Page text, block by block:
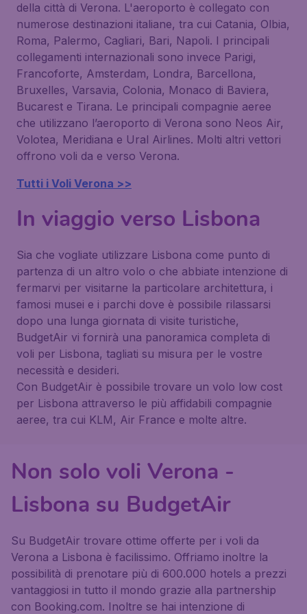
della città di Verona. L'aeroporto è collegato con
numerose destinazioni italiane, tra cui Catania, Olbia,
Roma, Palermo, Cagliari, Bari, Napoli. I principali
collegamenti internazionali sono invece Parigi,
Francoforte, Amsterdam, Londra, Barcellona,
Bruxelles, Varsavia, Colonia, Monaco di Baviera,
Bucarest e Tirana. Le principali compagnie aeree
che utilizzano l’aeroporto di Verona sono Neos Air,
Volotea, Meridiana e Ural Airlines. Molti altri vettori
offrono voli da e verso Verona.
Tutti i Voli Verona >>
In viaggio verso Lisbona
Sia che vogliate utilizzare Lisbona come punto di
partenza di un altro volo o che abbiate intenzione di
fermarvi per visitarne la particolare architettura, i
famosi musei e i parchi dove è possibile rilassarsi
dopo una lunga giornata di visite turistiche,
BudgetAir vi fornirà una panoramica completa di
voli per Lisbona, tagliati su misura per le vostre
necessità e desideri.
Con BudgetAir è possibile trovare un volo low cost
per Lisbona attraverso le più affidabili compagnie
aeree, tra cui KLM, Air France e molte altre.
Non solo voli Verona -
Lisbona su BudgetAir
Su BudgetAir trovare ottime offerte per i voli da
Verona a Lisbona è facilissimo. Offriamo inoltre la
possibilità di prenotare più di 600.000 hotels a prezzi
vantaggiosi in tutto il mondo grazie alla partnership
con Booking.com. Inoltre se hai intenzione di